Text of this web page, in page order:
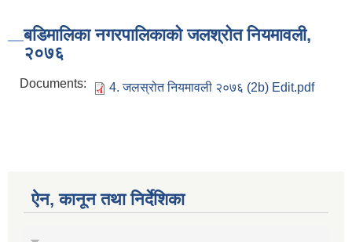
बडिमालिका नगरपालिकाको जलश्रोत नियमावली,
२०७६
Documents: 4. जलस्रोत नियमावली २०७६ (2b) Edit.pdf
ऐन, कानून तथा निर्देशिका